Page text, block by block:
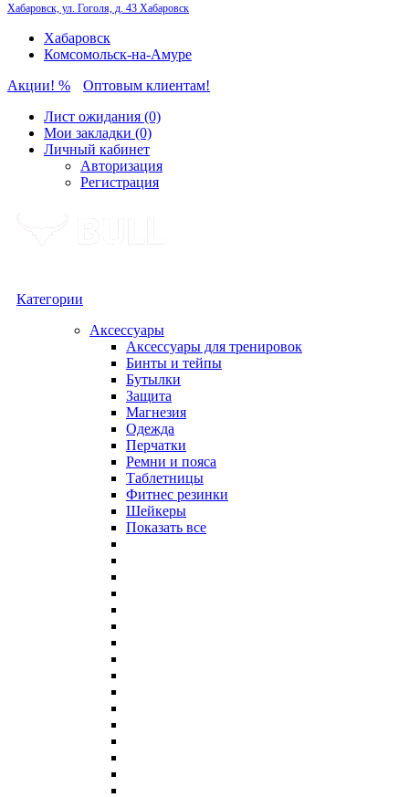
Хабаровск, ул. Гоголя, д. 43 Хабаровск
Хабаровск
Комсомольск-на-Амуре
Акции! %
Оптовым клиентам!
Лист ожидания (0)
Мои закладки (0)
Личный кабинет
Авторизация
Регистрация
Категории
Аксессуары
Аксессуары для тренировок
Бинты и тейпы
Бутылки
Защита
Магнезия
Одежда
Перчатки
Ремни и пояса
Таблетницы
Фитнес резинки
Шейкеры
Показать все